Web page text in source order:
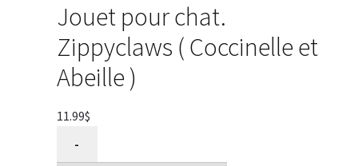
Jouet pour chat.
Zippyclaws ( Coccinelle et
Abeille )
11.99$
-